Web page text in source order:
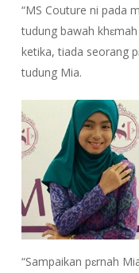
“MS Couture ni pada
tudung bawah
ketika, tiada seorang
tudung Mia.
“Sampaikan pɛrnah